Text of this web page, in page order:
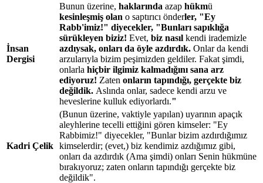
İnsan
Dergisi
Bunun üzerine, haklarında azap hükmü
kesinleşmiş olan o saptırıcı önderler, "Ey
Rabb'imiz!" diyecekler, "Bunları sapıklığa
sürükleyen biziz! Evet, biz nasıl kendi irademizle
azdıysak, onları da öyle azdırdık. Onlar da kendi
arzularıyla bizim peşimizden geldiler. Fakat şimdi,
onlarla hiçbir ilgimiz kalmadığını sana arz
ediyoruz! Zaten onların tapındığı, gerçekte biz
değildik. Aslında onlar, sadece kendi arzu ve
heveslerine kulluk ediyorlardı."
Kadri Çelik
(Bunun üzerine, vaktiyle yapılan) uyarının apaçık
aleyhlerine tecelli ettiğini gören kimseler: "Ey
Rabbimiz!" diyecekler, "Bunlar bizim azdırdığımız
kimselerdir; (evet,) biz kendimiz azdığımız gibi,
onları da azdırdık (Ama şimdi) onları Senin hükmüne
bırakıyoruz; zaten onların tapındığı gerçekte biz
değildik".